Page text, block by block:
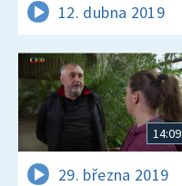
12. dubna 2019
14:09
29. března 2019